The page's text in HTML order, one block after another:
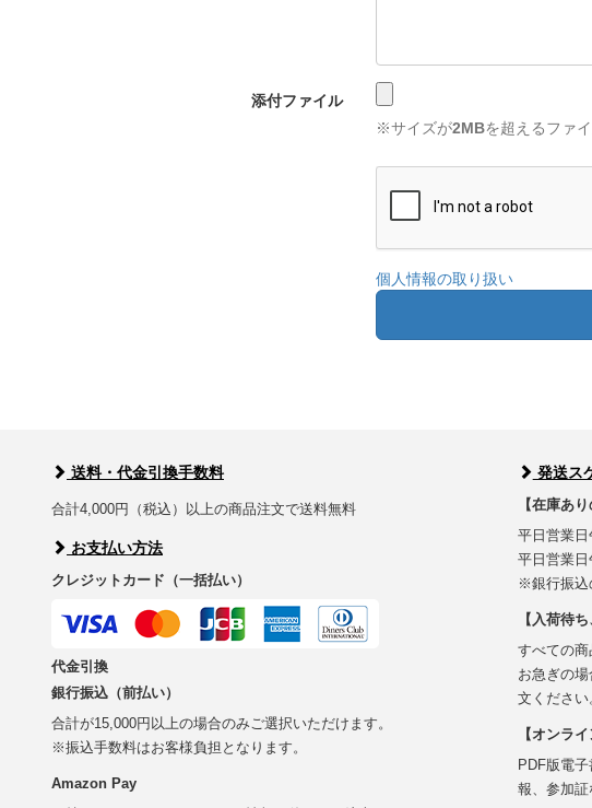
添付ファイル
※サイズが2MBを超えるファ
個人情報の取り扱い
送料・代金引換手数料
合計4,000円（税込）以上の商品注文で送料無料
お支払い方法
クレジットカード（一括払い）
代金引換
銀行振込（前払い）
合計が15,000円以上の場合のみご選択いただけます。
※振込手数料はお客様負担となります。
Amazon Pay
発送ス
【在庫あり
平日営業
平日営業
※銀行振込
【入荷待
すべての商
お急ぎの
文ください
【オンラ
PDF版電
報、参加証